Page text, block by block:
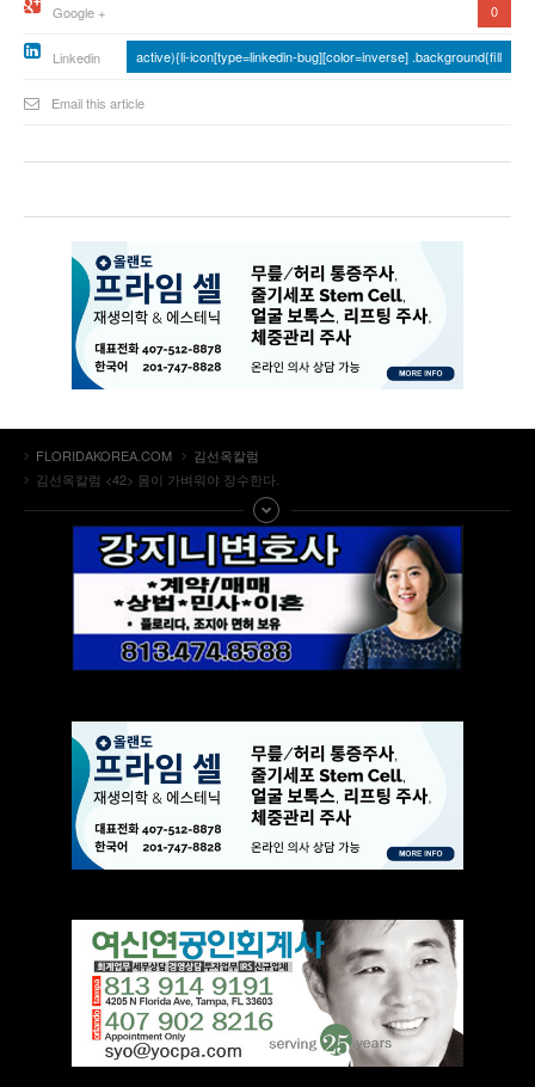
Google + 0
Linkedin active){li-icon[type=linkedin-bug][color=inverse] .background{fill
Email this article
FLORIDAKOREA.COM
김선옥칼럼
김선옥칼럼 <42> 몸이 가벼워야 장수한다.